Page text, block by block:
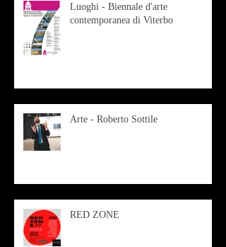
Luoghi - Biennale d'arte
contemporanea di Viterbo
Arte - Roberto Sottile
RED ZONE